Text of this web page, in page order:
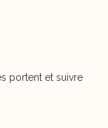
portent et suivre